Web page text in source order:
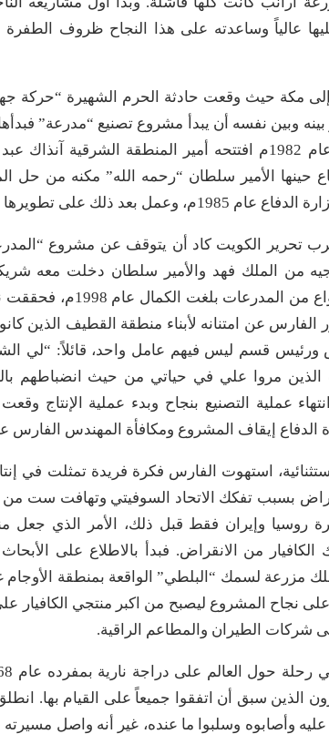
عالياً وساعدته على هذا النجاح ظروف
زيارة إلى مكة حيث وقعت حادثة الحرم الشهيرة
بينه وبين نفسه أن يبدأ مشروع تصنيع “مدرعة”
للصناعات في فندق القصيبي عام 1982م افتتحه أمير
حينها الأمير سلطان “رحمه الله” مكنه من حل
على تطويرها لعدة سنوات لاحقة.
ظروف حرب تحرير الكويت كاد أن يتوقف عن مشروع
من الملك فهد والأمير سلطان دخلت معه
الإنتاج، وتم العمل على
ومهندس ورئيس قسم ليس فيهم عامل واحد، قائلاً: “لي
مروا علي في حياتي من حيث انضباطهم
الدفاع إيقاف المشروع ومكافأة المهندس الفارس
استهوت الفارس فكرة فريدة تمثلت في
بسبب تفكك الاتحاد السوفيتي وتهافت ست
روسيا وإيران فقط قبل ذلك، الأمر الذي جعل
من الانقراض. فبدأ بالاطلاع على
يملك مزرعة لسمك “البلطي” الواقعة بمنطقة
نجاح المشروع ليصبح من اكبر منتجي الكافيار
الذين سبق أن اتفقوا جميعاً على القيام بها.
وأصابوه وسلبوا ما عنده، غير أنه واصل مسيرته